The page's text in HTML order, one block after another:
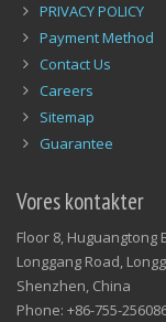
PRIVACY POLICY
Payment Method
Contact Us
Careers
Sitemap
Guarantee
Vores kontakter
Floor 8, Huguangtong
Longgang Road,
Shenzhen, China
Phone: +86-755-